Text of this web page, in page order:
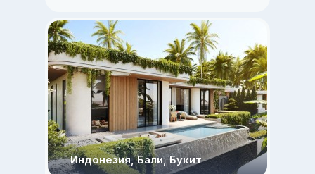
Индонезия, Бали, Букит